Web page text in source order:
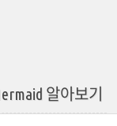
알아보기